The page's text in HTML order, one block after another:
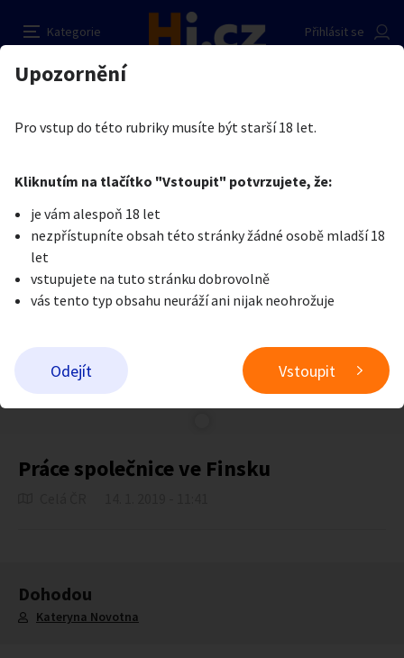
Kategorie
Přihlásit se
Auto-moto
Reality a bydlení Seznamka
Zvířata
Stroje a nářadí PC a elektro Sport a hobby
Sběratelství
Přidat inzerát
Erotika Práce v erotice
Je nám líto, ale tenhle inzerát již není aktuální.
Práce společnice ve Finsku
Dohodou
Kateryna Novotna
Práce společnice ve Finsku
Prodávající
Pošlete uživateli zprávu
Nahlásit inzerát
Upozornění
Pro vstup do této rubriky musíte být starší 18 let.
Kliknutím na tlačítko "Vstoupit" potvrzujete, že:
je vám alespoň 18 let
nezpřístupníte obsah této stránky žádné osobě mladší 18
let
vstupujete na tuto stránku dobrovolně
vás tento typ obsahu neuráží ani nijak neohrožuje
Odejít Vstoupit